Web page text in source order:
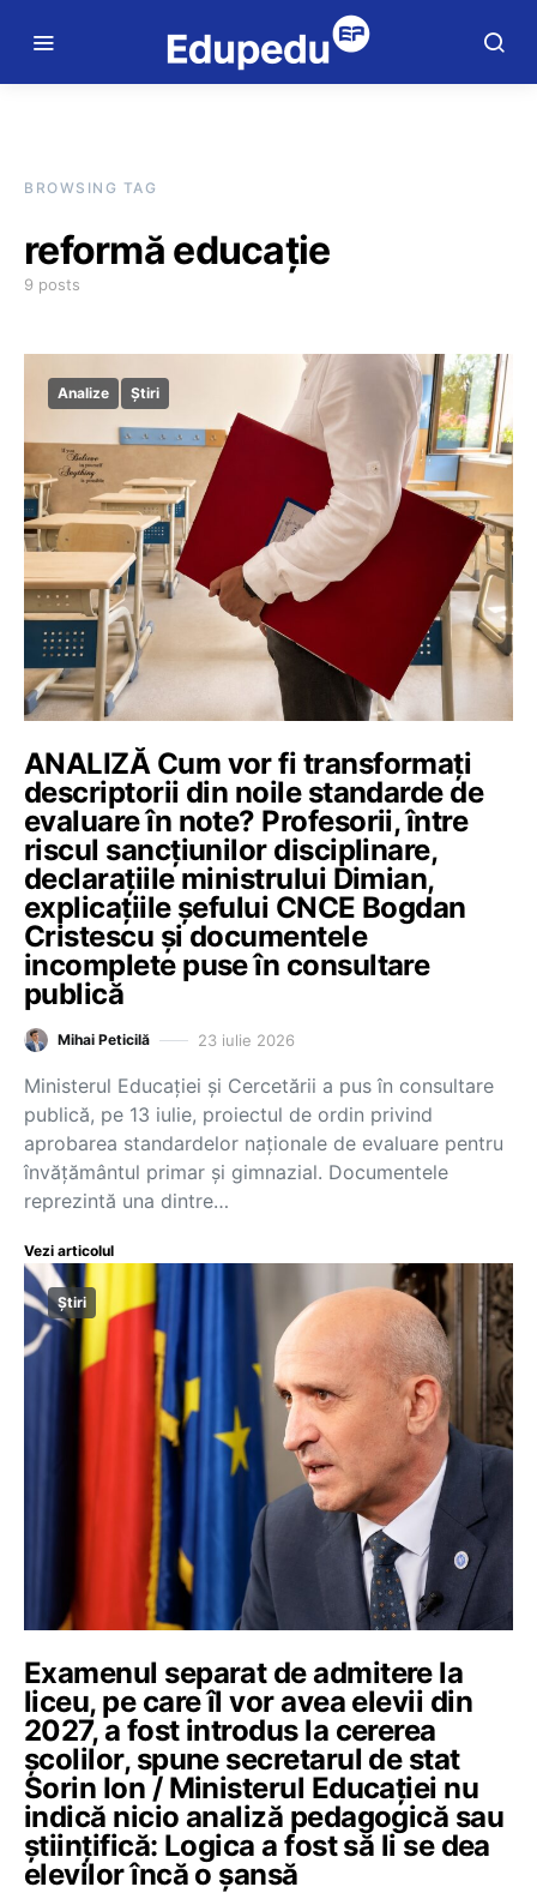
BROWSING TAG
reformă educație
9 posts
Analize Știri
ANALIZĂ Cum vor fi transformați
descriptorii din noile standarde de
evaluare în note? Profesorii, între
riscul sancțiunilor disciplinare,
declarațiile ministrului Dimian,
explicațiile șefului CNCE Bogdan
Cristescu și documentele
incomplete puse în consultare
publică
Mihai Peticilă 23 iulie 2026
Ministerul Educației și Cercetării a pus în consultare
publică, pe 13 iulie, proiectul de ordin privind
aprobarea standardelor naționale de evaluare pentru
învățământul primar și gimnazial. Documentele
reprezintă una dintre…
Vezi articolul
Știri
Examenul separat de admitere la
liceu, pe care îl vor avea elevii din
2027, a fost introdus la cererea
școlilor, spune secretarul de stat
Sorin Ion / Ministerul Educației nu
indică nicio analiză pedagogică sau
științifică: Logica a fost să li se dea
elevilor încă o șansă